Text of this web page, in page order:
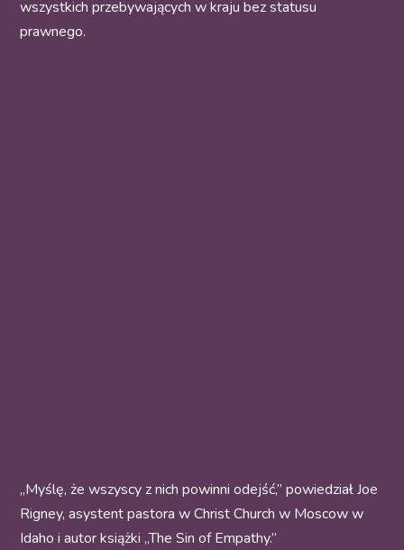
wszystkich przebywających w kraju bez statusu
prawnego.
„Myślę, że wszyscy z nich powinni odejść,” powiedział Joe
Rigney, asystent pastora w Christ Church w Moscow w
Idaho i autor książki „The Sin of Empathy.”